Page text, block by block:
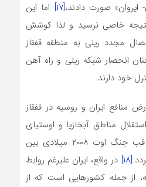
صورت دادند،[۱۷]
اما این
خاصی نرسید و لذا کوشش
مجدد ریلی به منطقه قفقاز
انحصار شبکه ریلی و راه آهن
خود دارند.
منافع ایران و روسیه در قفقاز
مناطق آبخازیا و اوستیای
جنوبی از سوی ایران متعاقب جنگ اوت ۲۰۰۸ میلادی بین
[۱۸]
در واقع، ایران علی­رغم روابط
از جمله کشورهایی است که از